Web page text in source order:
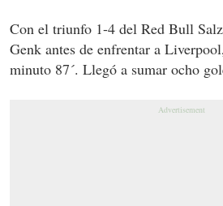
Con el triunfo 1-4 del Red Bull
Genk antes de enfrentar a
minuto 87´. Llegó a sumar ocho